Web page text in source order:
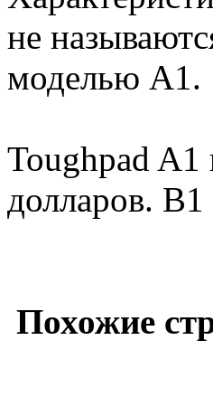
не
моделью A1.
Toughpad A1
долларов.
Похожие